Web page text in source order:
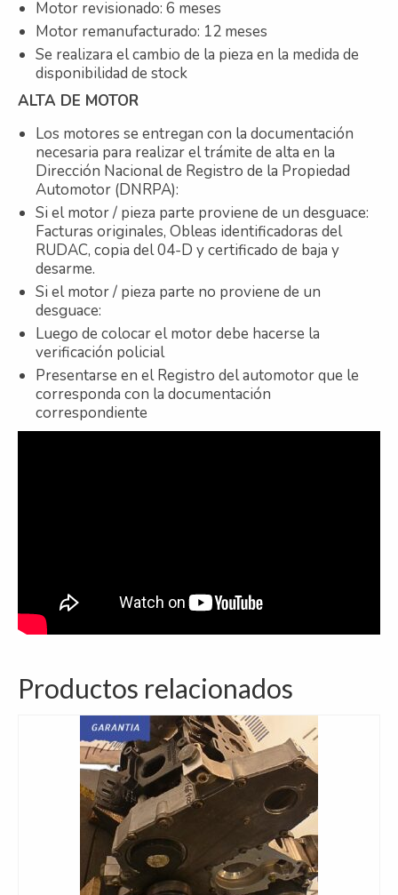
Motor revisionado: 6 meses
Motor remanufacturado: 12 meses
Se realizara el cambio de la pieza en la medida de
disponibilidad de stock
ALTA DE MOTOR
Los motores se entregan con la documentación
necesaria para realizar el trámite de alta en la
Dirección Nacional de Registro de la Propiedad
Automotor (DNRPA):
Si el motor / pieza parte proviene de un desguace:
Facturas originales, Obleas identificadoras del
RUDAC, copia del 04-D y certificado de baja y
desarme.
Si el motor / pieza parte no proviene de un
desguace:
Luego de colocar el motor debe hacerse la
verificación policial
Presentarse en el Registro del automotor que le
corresponda con la documentación
correspondiente
Productos relacionados